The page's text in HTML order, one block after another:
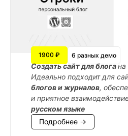
1900 ₽ 6 разных демо
Cоздать сайт для блогана
Идеально подходит для
блогов и журналов,
и приятное
русском языке
Подробнее →